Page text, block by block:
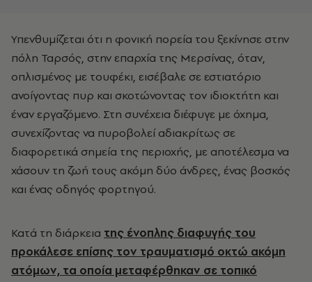
Υπενθυμίζεται ότι η φονική πορεία του ξεκίνησε στην
πόλη Ταρσός, στην επαρχία της Μερσίνας, όταν,
οπλισμένος με τουφέκι, εισέβαλε σε εστιατόριο
ανοίγοντας πυρ και σκοτώνοντας τον ιδιοκτήτη και
έναν εργαζόμενο. Στη συνέχεια διέφυγε με όχημα,
συνεχίζοντας να πυροβολεί αδιακρίτως σε
διαφορετικά σημεία της περιοχής, με αποτέλεσμα να
χάσουν τη ζωή τους ακόμη δύο άνδρες, ένας βοσκός
και ένας οδηγός φορτηγού.
Κατά τη διάρκεια της ένοπλης διαφυγής του
προκάλεσε επίσης τον τραυματισμό οκτώ ακόμη
ατόμων, τα οποία μεταφέρθηκαν σε τοπικό